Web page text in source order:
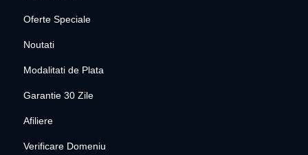
Oferte Speciale
Noutati
Modalitati de Plata
Garantie 30 Zile
Afiliere
Verificare Domeniu